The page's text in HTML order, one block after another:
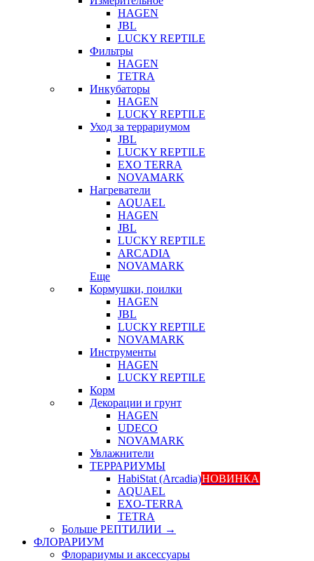
HAGEN
JBL
LUCKY REPTILE
Фильтры
HAGEN
TETRA
Инкубаторы
HAGEN
LUCKY REPTILE
Уход за террариумом
JBL
LUCKY REPTILE
EXO TERRA
NOVAMARK
Нагреватели
AQUAEL
HAGEN
JBL
LUCKY REPTILE
ARCADIA
NOVAMARK
Еще
Кормушки, поилки
HAGEN
JBL
LUCKY REPTILE
NOVAMARK
Инструменты
HAGEN
LUCKY REPTILE
Корм
Декорации и грунт
HAGEN
UDECO
NOVAMARK
Увлажнители
ТЕРРАРИУМЫ
HabiStat (Arcadia)НОВИНКА
AQUAEL
EXO-TERRA
TETRA
Больше РЕПТИЛИИ →
ФЛОРАРИУМ
Флорариумы и аксессуары